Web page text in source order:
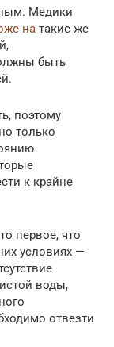
Медики
на такие же
быть
поэтому
только
к крайне
первое, что
условиях —
воды,
отвезти